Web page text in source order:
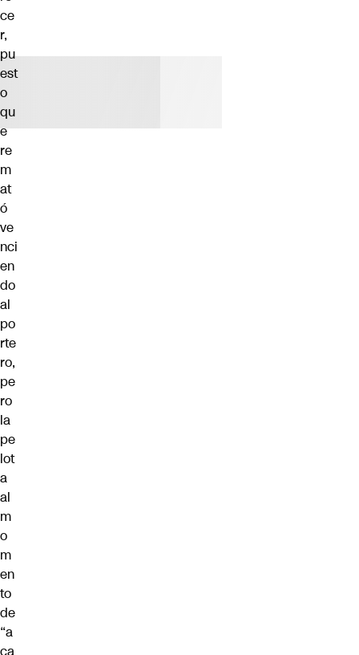
ce
r,
pu
est
o
qu
e
re
m
at
ó
ve
nci
en
do
al
po
rte
ro,
pe
ro
la
pe
lot
a
al
m
o
m
en
to
de
“a
ca